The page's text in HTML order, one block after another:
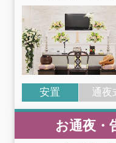
安置 通夜
お通夜・